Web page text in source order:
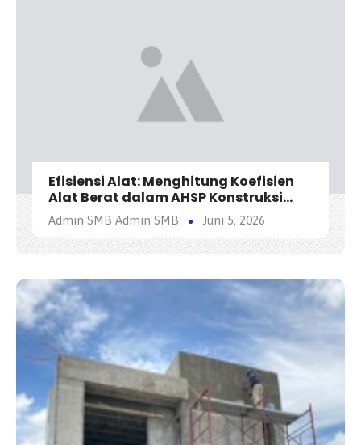
Efisiensi Alat: Menghitung Koefisien
Alat Berat dalam AHSP Konstruksi
Jalan
Admin SMB Admin SMB Juni 5, 2026